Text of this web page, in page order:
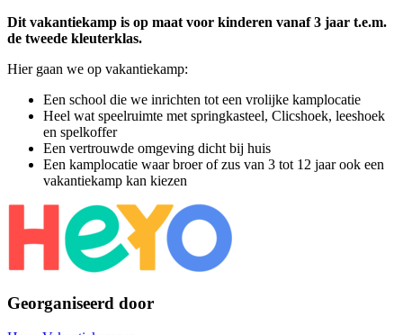
Dit vakantiekamp is op maat voor kinderen vanaf 3 jaar t.e.m.
de tweede kleuterklas.
Hier gaan we op vakantiekamp:
Een school die we inrichten tot een vrolijke kamplocatie
Heel wat speelruimte met springkasteel, Clicshoek, leeshoek
en spelkoffer
Een vertrouwde omgeving dicht bij huis
Een kamplocatie waar broer of zus van 3 tot 12 jaar ook een
vakantiekamp kan kiezen
Georganiseerd door